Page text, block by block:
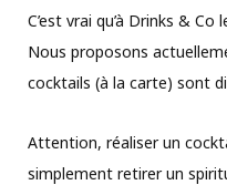
C’est vrai qu’à Drinks &
Nous proposons
cocktails (à la carte) sont
Attention, réaliser un
simplement retirer un